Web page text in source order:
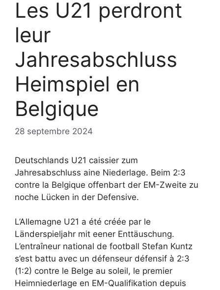
Les U21 perdront
leur
Jahresabschluss
Heimspiel en
Belgique
28 septembre 2024
Deutschlands U21 caissier zum
Jahresabschluss aine Niederlage. Beim 2:3
contre la Belgique offenbart der EM-Zweite zu
noche Lücken in der Defensive.
L’Allemagne U21 a été créée par le
Länderspieljahr mit eener Enttäuschung.
L’entraîneur national de football Stefan Kuntz
s’est battu avec un défenseur défensif à 2:3
(1:2) contre le Belge au soleil, le premier
Heimniederlage en EM-Qualifikation depuis